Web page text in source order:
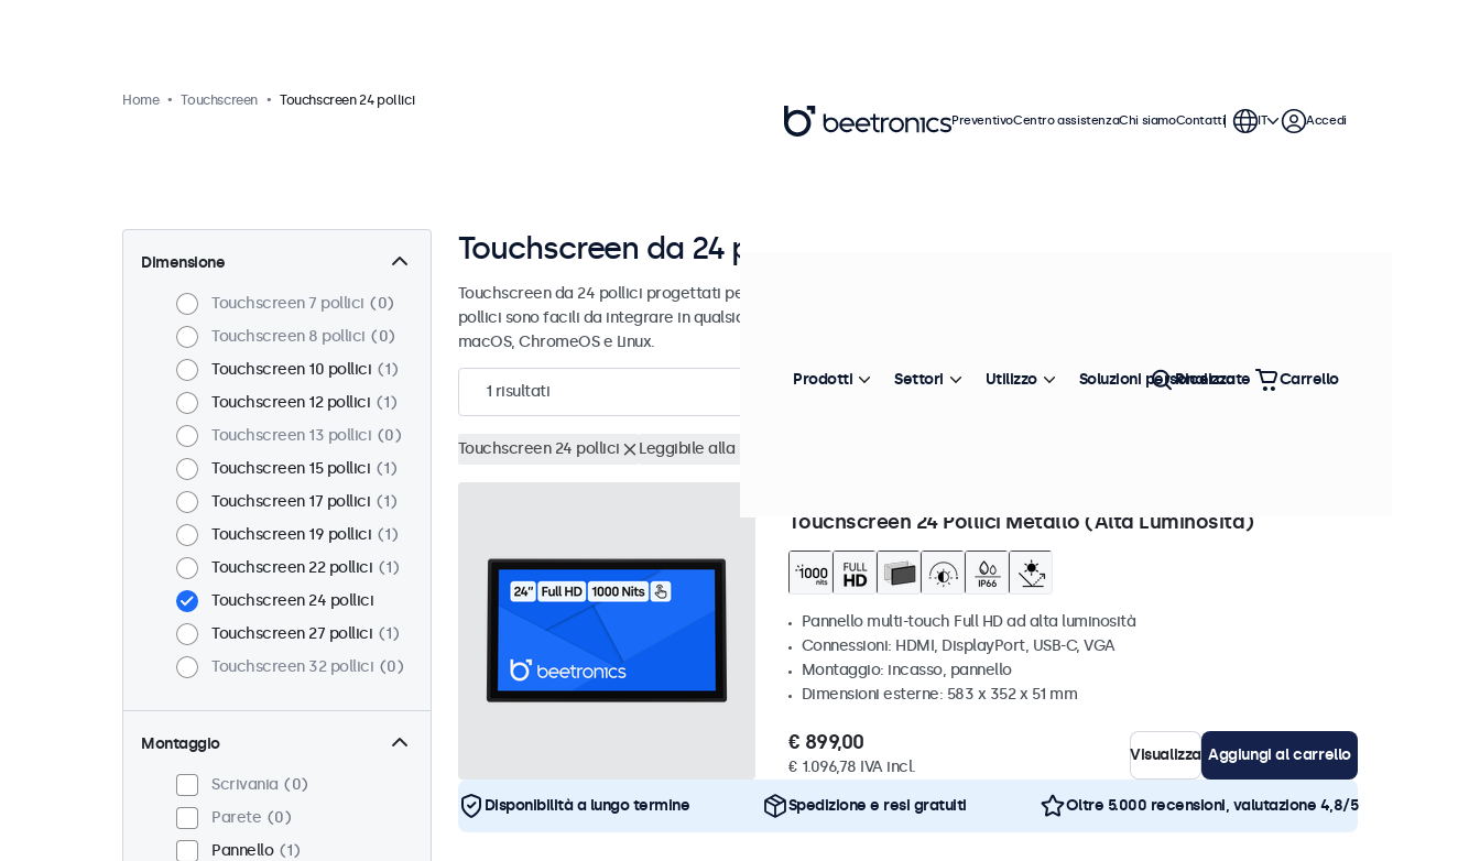
Home Touchscreen Touchscreen 24 pollici
Dimensione
Touchscreen 7 pollici
0
Touchscreen 8 pollici
0
Touchscreen 10 pollici
1
Touchscreen 12 pollici
1
Touchscreen 13 pollici
0
Touchscreen 15 pollici
1
Touchscreen 17 pollici
1
Touchscreen 19 pollici
1
Touchscreen 22 pollici
1
Touchscreen 24 pollici
Touchscreen 27 pollici
1
Touchscreen 32 pollici
0
Montaggio
Scrivania
0
Parete
0
Pannello
1
Touchscreen da 24 pollici
Touchscreen da 24 pollici progettati per uso professionale e uso continuo. Questi monitor touchscreen da 24
pollici sono facili da integrare in qualsiasi contesto e sono compatibili con i sistemi operativi Windows,
macOS, ChromeOS e Linux.
1 risultati Più venduto
Touchscreen 24 pollici Leggibile alla luce del sole
Touchscreen 24 Pollici Metallo (Alta Luminosità)
Pannello multi-touch Full HD ad alta luminosità
Connessioni: HDMI, DisplayPort, USB-C, VGA
Montaggio: incasso, pannello
Dimensioni esterne: 583 x 352 x 51 mm
€ 899,00
€ 1.096,78 IVA incl.
Visualizza Aggiungi al carrello
Disponibilità a lungo termine Spedizione e resi gratuiti Oltre 5.000 recensioni, valutazione 4,8/5
PreventivoCentro assistenzaChi siamoContatti IT Accedi
Prodotti Settori Utilizzo Soluzioni personalizzate
Ricerca Carrello